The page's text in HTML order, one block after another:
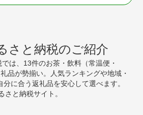
さと納税のご紹介
は、13件のお茶・飲料（常温便・
品が勢揃い。人気ランキングや地域・
に合う返礼品を安心して選べます。
さと納税サイト。